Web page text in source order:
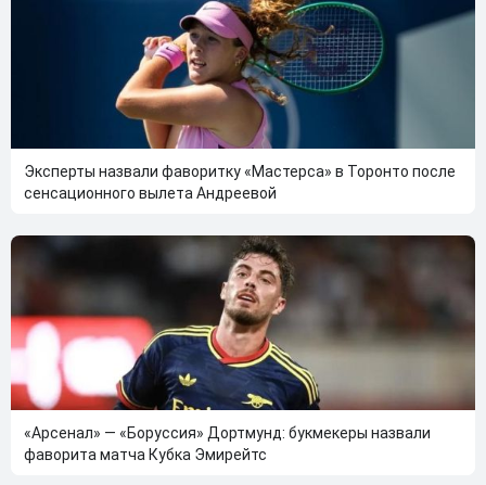
Эксперты назвали фаворитку «Мастерса» в Торонто после
сенсационного вылета Андреевой
«Арсенал» — «Боруссия» Дортмунд: букмекеры назвали
фаворита матча Кубка Эмирейтс